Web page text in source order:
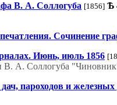
В. А. Соллогуба [1856] Ѣ
Сочинение
Июнь, июль 1856
В. А. Соллогуба
пароходов и